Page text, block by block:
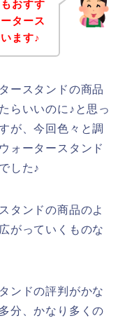
おすす
タース
ます♪
ースタンドの商品
らいいのに♪と思っ
が、今回色々と調
ォータースタンド
した♪
タンドの商品のよ
がっていくものな
ンドの評判がかな
分、かなり多くの